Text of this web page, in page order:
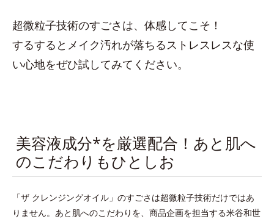
超微粒子技術のすごさは、体感してこそ！
するするとメイク汚れが落ちるストレスレスな使
い心地をぜひ試してみてください。
美容液成分*を厳選配合！あと肌へ
のこだわりもひとしお
「ザ クレンジングオイル」のすごさは超微粒子技術だけではあ
りません。あと肌へのこだわりを、商品企画を担当する米谷和世